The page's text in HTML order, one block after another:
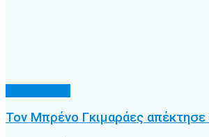
Τον Μπρένο Γκιμαράες